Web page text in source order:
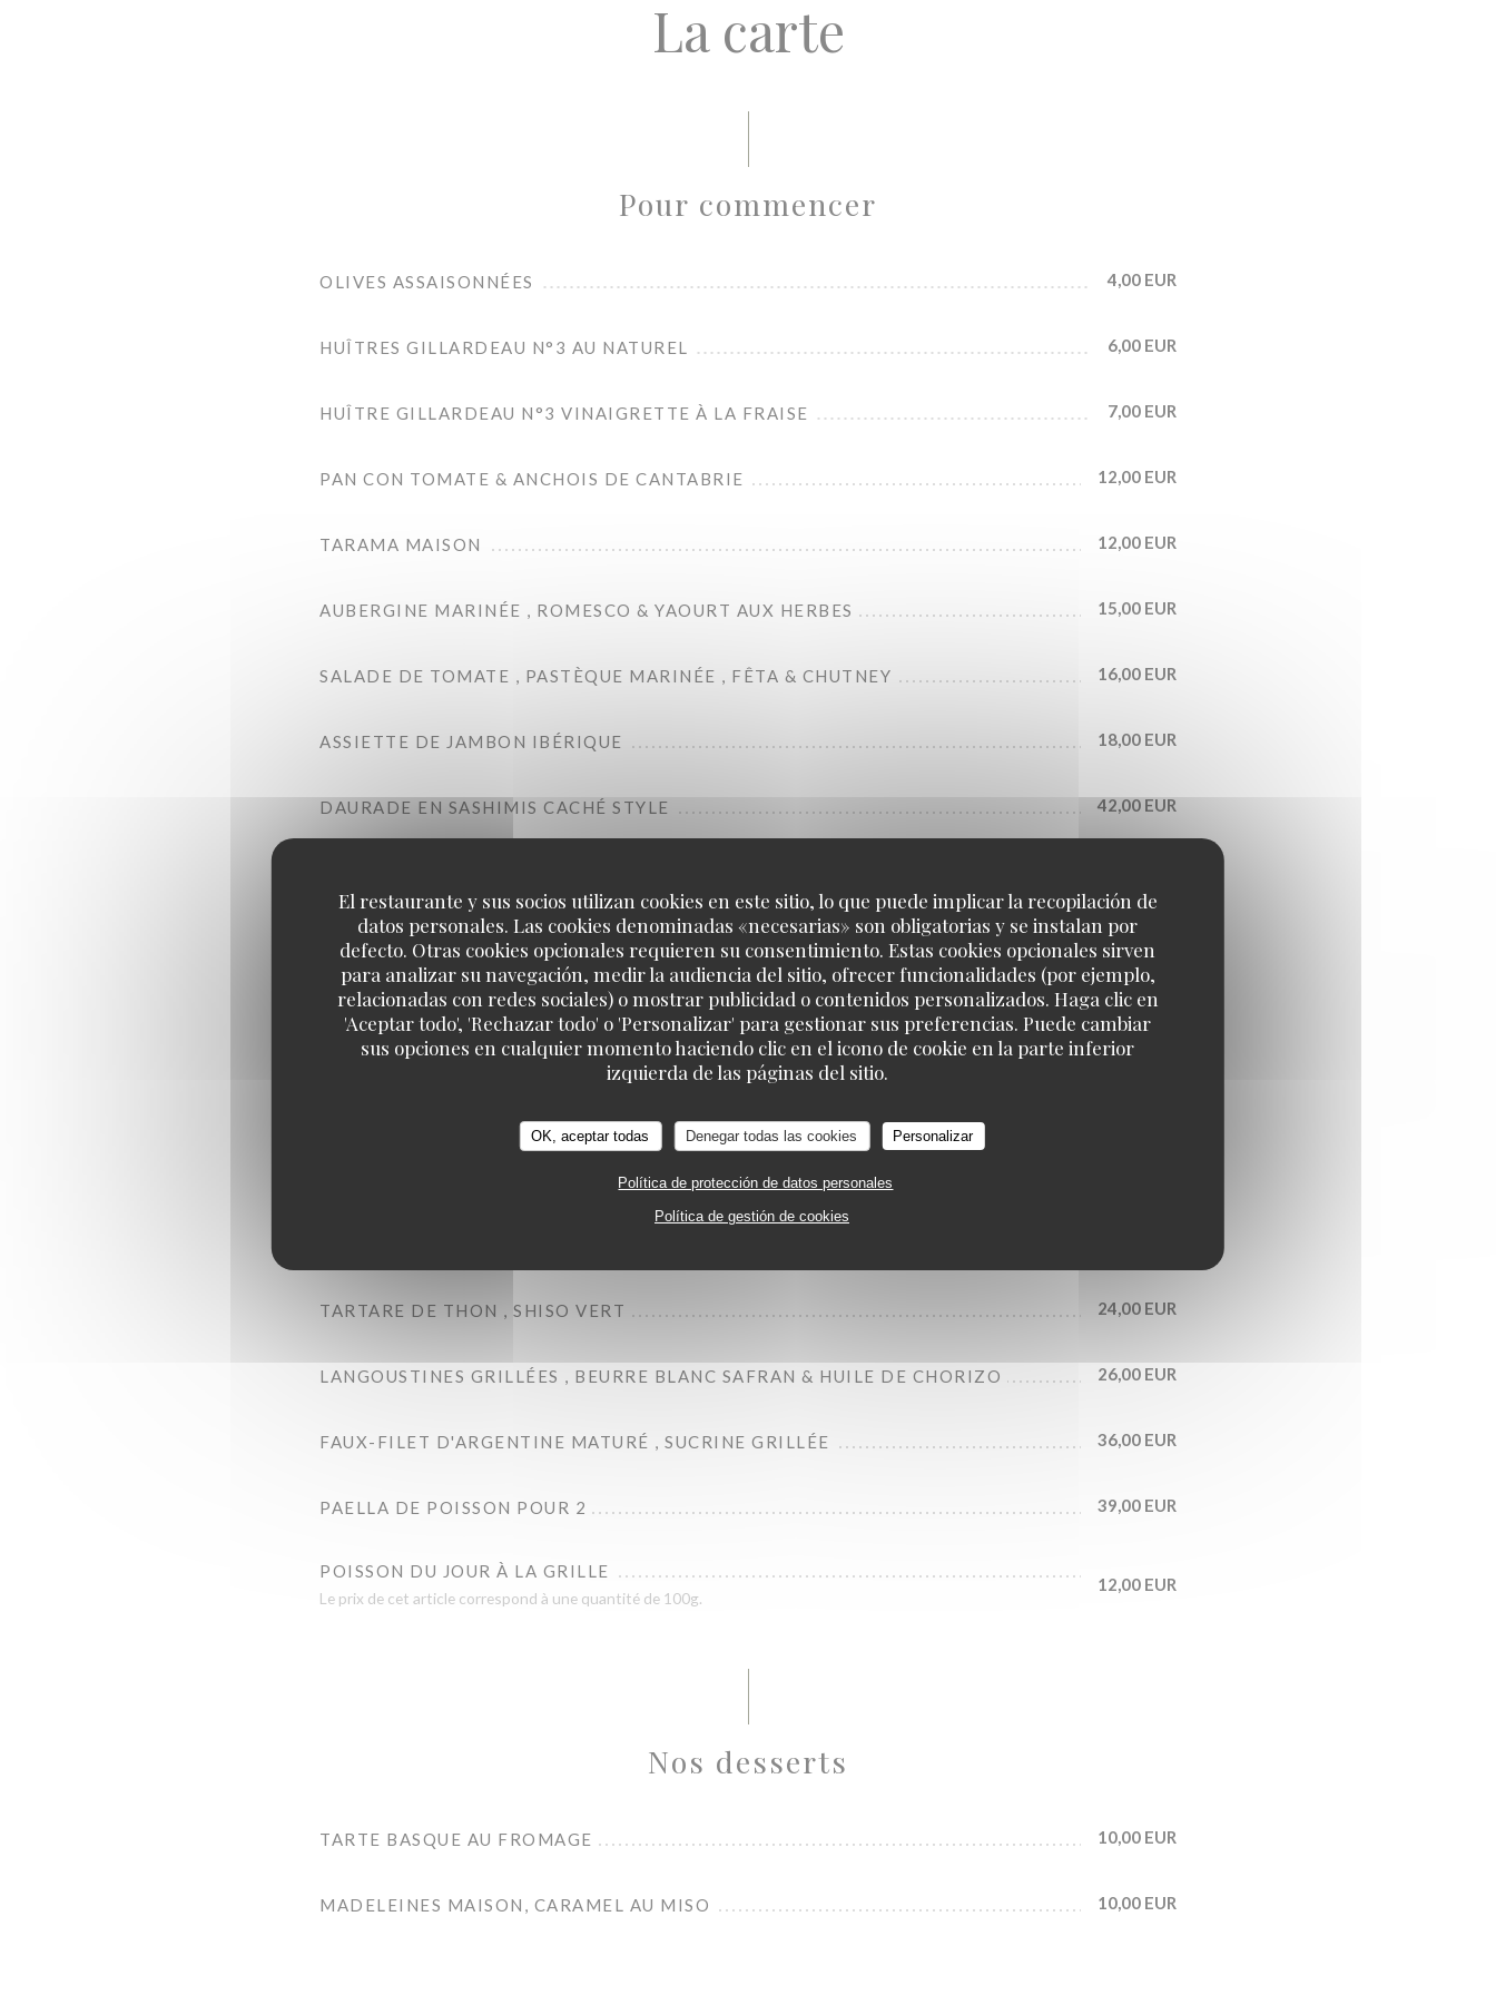
El restaurante y sus socios utilizan cookies en este sitio, lo que puede implicar la recopilación de
datos personales. Las cookies denominadas «necesarias» son obligatorias y se instalan por
defecto. Otras cookies opcionales requieren su consentimiento. Estas cookies opcionales sirven
para analizar su navegación, medir la audiencia del sitio, ofrecer funcionalidades (por ejemplo,
relacionadas con redes sociales) o mostrar publicidad o contenidos personalizados. Haga clic en
'Aceptar todo', 'Rechazar todo' o 'Personalizar' para gestionar sus preferencias. Puede cambiar
sus opciones en cualquier momento haciendo clic en el icono de cookie en la parte inferior
izquierda de las páginas del sitio.
OK, aceptar todas Denegar todas las cookies Personalizar
Política de protección de datos personales
Política de gestión de cookies
La carte
Pour commencer
OLIVES ASSAISONNÉES 4,00 EUR
HUÎTRES GILLARDEAU N°3 AU NATUREL 6,00 EUR
HUÎTRE GILLARDEAU N°3 VINAIGRETTE À LA FRAISE 7,00 EUR
PAN CON TOMATE & ANCHOIS DE CANTABRIE 12,00 EUR
TARAMA MAISON 12,00 EUR
AUBERGINE MARINÉE , ROMESCO & YAOURT AUX HERBES 15,00 EUR
SALADE DE TOMATE , PASTÈQUE MARINÉE , FÊTA & CHUTNEY 16,00 EUR
ASSIETTE DE JAMBON IBÉRIQUE 18,00 EUR
DAURADE EN SASHIMIS CACHÉ STYLE 42,00 EUR
Pour continuer
POMMES GRENAILLE SMASHÉES , AÏOLI MAISON 10,00 EUR
BONITE MI-CUITE , PETITS POIS , AJO BLANCO ET KUMQUAT
TARTARE DE THON , SHISO VERT 24,00 EUR
LANGOUSTINES GRILLÉES , BEURRE BLANC SAFRAN & HUILE DE CHORIZO 26,00 EUR
FAUX-FILET D'ARGENTINE MATURÉ , SUCRINE GRILLÉE 36,00 EUR
PAELLA DE POISSON POUR 2 39,00 EUR
POISSON DU JOUR À LA GRILLE
Le prix de cet article correspond à une quantité de 100g.
12,00 EUR
Nos desserts
TARTE BASQUE AU FROMAGE 10,00 EUR
MADELEINES MAISON, CARAMEL AU MISO 10,00 EUR